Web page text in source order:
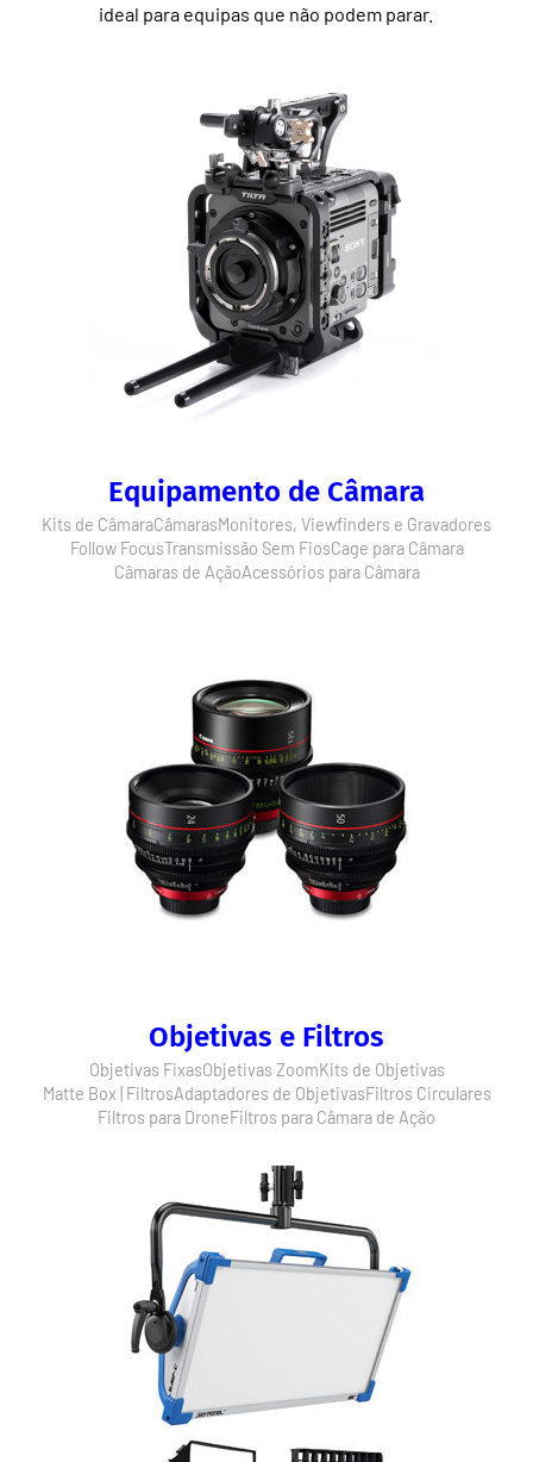
ideal para equipas que não podem parar.
Equipamento de Câmara
Kits de CâmaraCâmarasMonitores, Viewfinders e Gravadores
Follow FocusTransmissão Sem FiosCage para Câmara
Câmaras de AçãoAcessórios para Câmara
Objetivas e Filtros
Objetivas FixasObjetivas ZoomKits de Objetivas
Matte Box | FiltrosAdaptadores de ObjetivasFiltros Circulares
Filtros para DroneFiltros para Câmara de Ação